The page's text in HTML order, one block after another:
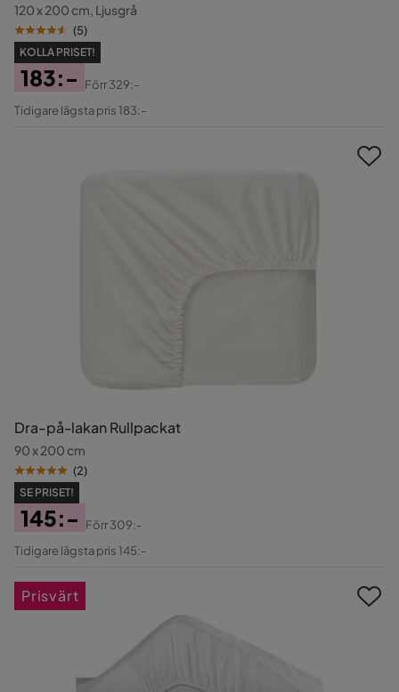
120 x 200 cm, Ljusgrå
(5)
KOLLA PRISET!
Pris
183:-
Original
Förr329:-
Tidigare lägsta pris 183:-
Dra-på-lakan Rullpackat
90 x 200 cm
(2)
SE PRISET!
Pris
145:-
Original
Förr309:-
Tidigare lägsta pris 145:-
Prisvärt